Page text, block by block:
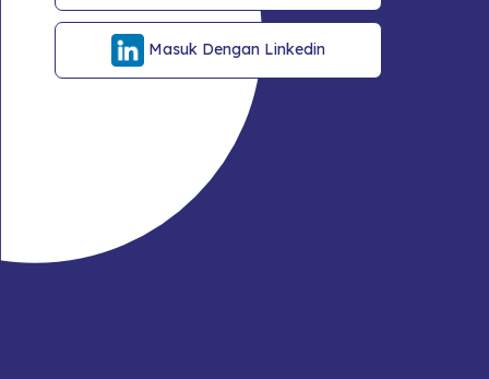
Masuk Dengan Linkedin